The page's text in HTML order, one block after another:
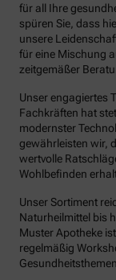
für all Ihre
spüren Sie, dass
unsere
für eine Mischung
zeitgemäßer
Unser engagiertes
Fachkräften hat
modernster
gewährleisten wir,
wertvolle
Wohlbefinden
Unser Sortiment
Naturheilmittel bis
Muster Apotheke
regelmäßig
Gesundheitsthemen.